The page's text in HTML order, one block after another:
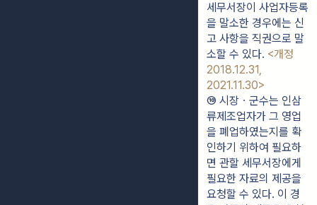
세무서장이 사업자등록
을 말소한 경우에는 신
고 사항을 직권으로 말
소할 수 있다. <개정
2018.12.31,
2021.11.30>
⑩ 시장ㆍ군수는 인삼
류제조업자가 그 영업
을 폐업하였는지를 확
인하기 위하여 필요하
면 관할 세무서장에게
필요한 자료의 제공을
요청할 수 있다. 이 경